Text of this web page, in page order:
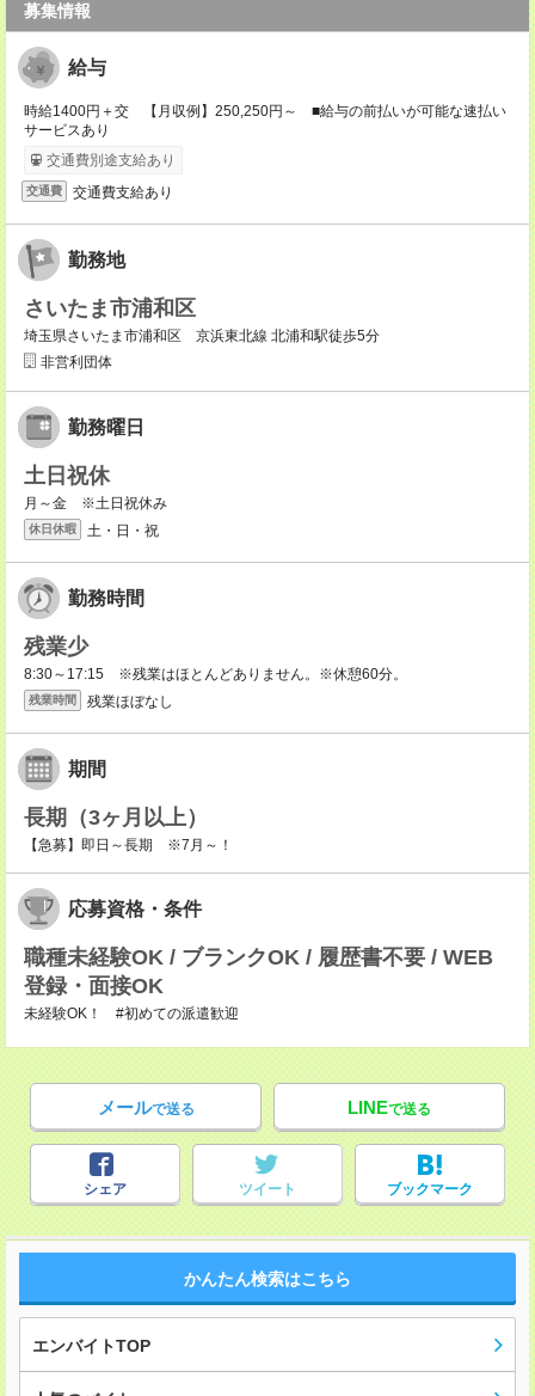
募集情報
給与
時給1400円＋交 【月収例】250,250円～ ■給与の前払いが可能な速払い
サービスあり
交通費別途支給あり
交通費 交通費支給あり
勤務地
さいたま市浦和区
埼玉県さいたま市浦和区 京浜東北線 北浦和駅徒歩5分
非営利団体
勤務曜日
土日祝休
月～金 ※土日祝休み
休日休暇 土・日・祝
勤務時間
残業少
8:30～17:15 ※残業はほとんどありません。※休憩60分。
残業時間 残業ほぼなし
期間
長期（3ヶ月以上）
【急募】即日～長期 ※7月～！
応募資格・条件
職種未経験OK / ブランクOK / 履歴書不要 / WEB
登録・面接OK
未経験OK！ #初めての派遣歓迎
メールで送る LINEで送る
シェア ツイート ブックマーク
かんたん検索はこちら
エンバイトTOP